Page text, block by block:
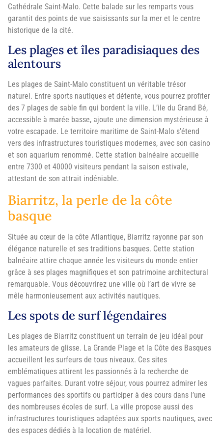
Cathédrale Saint-Malo. Cette balade sur les remparts vous
garantit des points de vue saisissants sur la mer et le centre
historique de la cité.
Les plages et îles paradisiaques des
alentours
Les plages de Saint-Malo constituent un véritable trésor
naturel. Entre sports nautiques et détente, vous pourrez profiter
des 7 plages de sable fin qui bordent la ville. L’ile du Grand Bé,
accessible à marée basse, ajoute une dimension mystérieuse à
votre escapade. Le territoire maritime de Saint-Malo s’étend
vers des infrastructures touristiques modernes, avec son casino
et son aquarium renommé. Cette station balnéaire accueille
entre 7300 et 40000 visiteurs pendant la saison estivale,
attestant de son attrait indéniable.
Biarritz, la perle de la côte
basque
Située au cœur de la côte Atlantique, Biarritz rayonne par son
élégance naturelle et ses traditions basques. Cette station
balnéaire attire chaque année les visiteurs du monde entier
grâce à ses plages magnifiques et son patrimoine architectural
remarquable. Vous découvrirez une ville où l’art de vivre se
mêle harmonieusement aux activités nautiques.
Les spots de surf légendaires
Les plages de Biarritz constituent un terrain de jeu idéal pour
les amateurs de glisse. La Grande Plage et la Côte des Basques
accueillent les surfeurs de tous niveaux. Ces sites
emblématiques attirent les passionnés à la recherche de
vagues parfaites. Durant votre séjour, vous pourrez admirer les
performances des sportifs ou participer à des cours dans l’une
des nombreuses écoles de surf. La ville propose aussi des
infrastructures touristiques adaptées aux sports nautiques, avec
des espaces dédiés à la location de matériel.